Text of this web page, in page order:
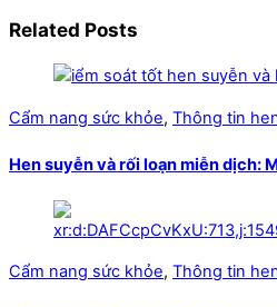
Related Posts
Cẩm nang sức khỏe, Thông tin
Hen suyễn và rối loạn miễn dịch:
Cẩm nang sức khỏe, Thông tin